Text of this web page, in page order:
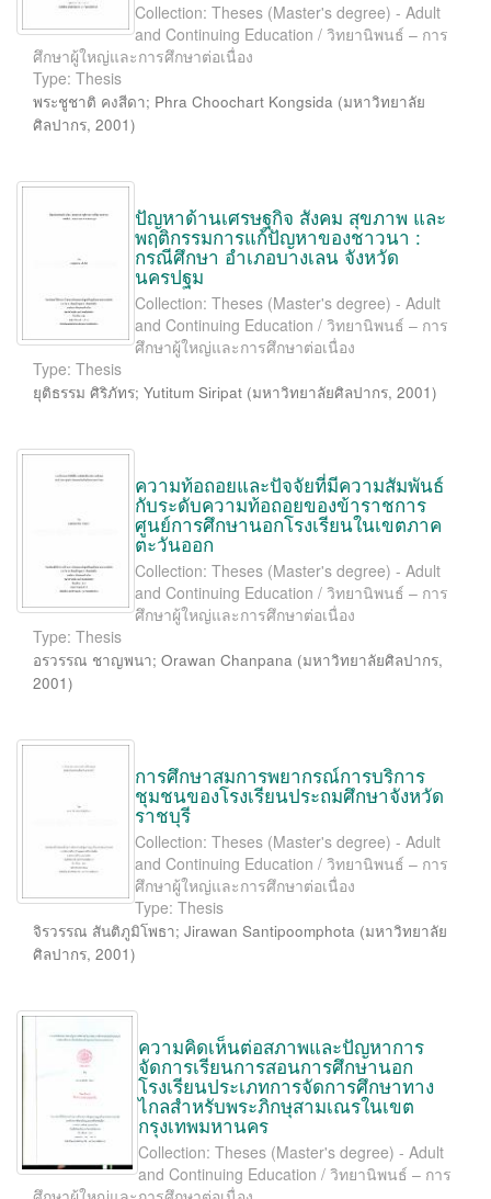
Collection: Theses (Master's degree) - Adult
and Continuing Education / วิทยานิพนธ์ – การ
ศึกษาผู้ใหญ่และการศึกษาต่อเนื่อง
Type: Thesis
พระชูชาติ คงสีดา; Phra Choochart Kongsida (มหาวิทยาลัย
ศิลปากร, 2001)
ปัญหาด้านเศรษฐกิจ สังคม สุขภาพ และ
พฤติกรรมการแก้ปัญหาของชาวนา :
กรณีศึกษา อำเภอบางเลน จังหวัด
นครปฐม
Collection: Theses (Master's degree) - Adult
and Continuing Education / วิทยานิพนธ์ – การ
ศึกษาผู้ใหญ่และการศึกษาต่อเนื่อง
Type: Thesis
ยุติธรรม ศิริภัทร; Yutitum Siripat (มหาวิทยาลัยศิลปากร, 2001)
ความท้อถอยและปัจจัยที่มีความสัมพันธ์
กับระดับความท้อถอยของข้าราชการ
ศูนย์การศึกษานอกโรงเรียนในเขตภาค
ตะวันออก
Collection: Theses (Master's degree) - Adult
and Continuing Education / วิทยานิพนธ์ – การ
ศึกษาผู้ใหญ่และการศึกษาต่อเนื่อง
Type: Thesis
อรวรรณ ชาญพนา; Orawan Chanpana (มหาวิทยาลัยศิลปากร,
2001)
การศึกษาสมการพยากรณ์การบริการ
ชุมชนของโรงเรียนประถมศึกษาจังหวัด
ราชบุรี
Collection: Theses (Master's degree) - Adult
and Continuing Education / วิทยานิพนธ์ – การ
ศึกษาผู้ใหญ่และการศึกษาต่อเนื่อง
Type: Thesis
จิรวรรณ สันติภูมิโพธา; Jirawan Santipoomphota (มหาวิทยาลัย
ศิลปากร, 2001)
ความคิดเห็นต่อสภาพและปัญหาการ
จัดการเรียนการสอนการศึกษานอก
โรงเรียนประเภทการจัดการศึกษาทาง
ไกลสำหรับพระภิกษุสามเณรในเขต
กรุงเทพมหานคร
Collection: Theses (Master's degree) - Adult
and Continuing Education / วิทยานิพนธ์ – การ